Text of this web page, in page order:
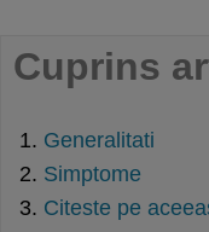
Cuprins
Generalitati
Simptome
Citeste pe